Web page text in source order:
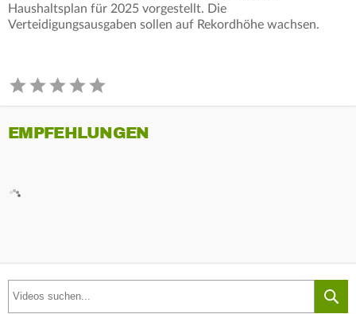
Haushaltsplan für 2025 vorgestellt. Die
Verteidigungsausgaben sollen auf Rekordhöhe wachsen.
EMPFEHLUNGEN